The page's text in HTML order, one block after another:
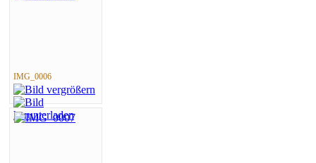
IMG_0006